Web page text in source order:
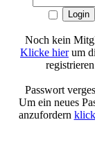
Noch kein
Klicke hierum
registrieren
Passwort
Um ein neues
anzufordern